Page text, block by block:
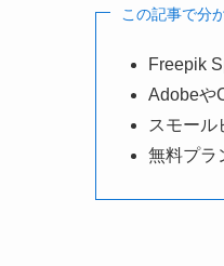
この記事で分
Freepik
Adobeや
スモール
無料プラ